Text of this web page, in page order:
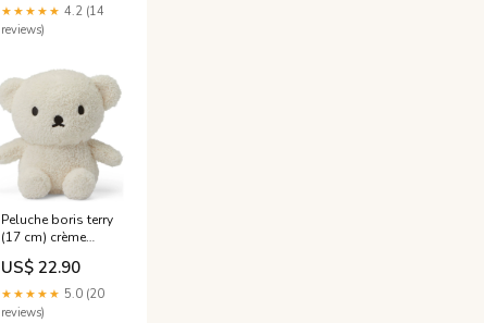
★★★★★ 4.2 (14
reviews)
Peluche boris terry
(17 cm) crème
L'atelier Gigogne
US$ 22.90
★★★★★ 5.0 (20
reviews)